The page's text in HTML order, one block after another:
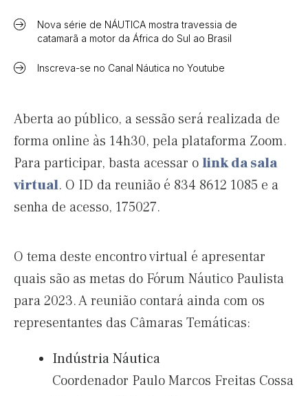
Nova série de NÁUTICA mostra travessia de
catamarã a motor da África do Sul ao Brasil
Inscreva-se no Canal Náutica no Youtube
Aberta ao público, a sessão será realizada de
forma online às 14h30, pela plataforma Zoom.
Para participar, basta acessar olink da sala
virtual. O ID da reunião é 834 8612 1085 e a
senha de acesso, 175027.
O tema deste encontro virtual é apresentar
quais são as metas do Fórum Náutico Paulista
para 2023. A reunião contará ainda com os
representantes das Câmaras Temáticas:
Indústria Náutica
Coordenador Paulo Marcos Freitas Cossa